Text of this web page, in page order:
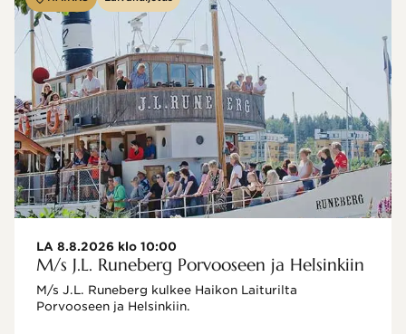
LA 8.8.2026 klo 10:00
M/s J.L. Runeberg Porvooseen ja Helsinkiin
M/s J.L. Runeberg kulkee Haikon Laiturilta
Porvooseen ja Helsinkiin.